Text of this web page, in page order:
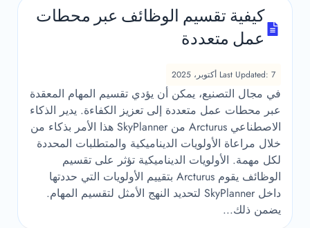
كيفية تقسيم الوظائف عبر محطات
عمل متعددة
Last Updated: 7 أكتوبر، 2025
في مجال التصنيع، يمكن أن يؤدي تقسيم المهام المعقدة
عبر محطات عمل متعددة إلى تعزيز الكفاءة. يدير الذكاء
الاصطناعي Arcturus من SkyPlanner هذا الأمر بذكاء من
خلال مراعاة الأولويات الديناميكية والمتطلبات المحددة
لكل مهمة. الأولويات الديناميكية تؤثر على تقسيم
الوظائف يقوم Arcturus بتقييم الأولويات التي حددتها
داخل SkyPlanner لتحديد النهج الأمثل لتقسيم المهام.
يضمن ذلك...